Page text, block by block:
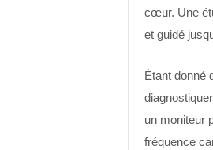
cœur. Une
et guidé
Étant donné
un moniteur
fréquence